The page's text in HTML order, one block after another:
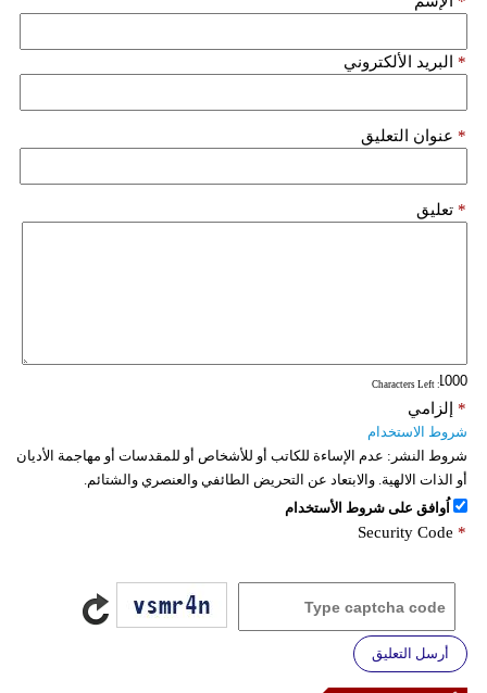
البريد الألكتروني *
عنوان التعليق *
تعليق *
: Characters Left
إلزامي *
شروط الاستخدام
شروط النشر: عدم الإساءة للكاتب أو للأشخاص أو للمقدسات أو مهاجمة الأديان
أو الذات الالهية. والابتعاد عن التحريض الطائفي والعنصري والشتائم.
اُوافق على شروط الأستخدام
Security Code *
أرسل التعليق